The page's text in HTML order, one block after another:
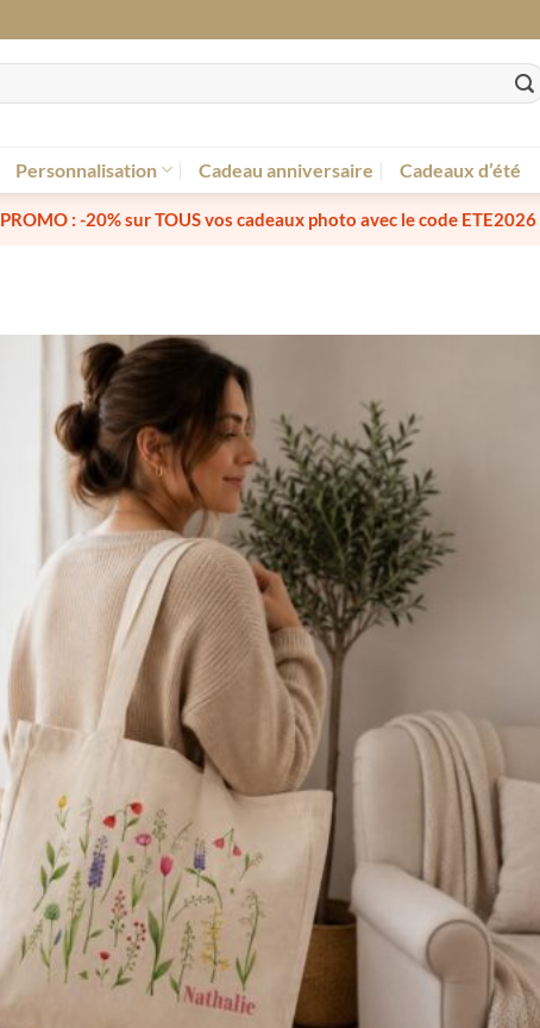
Personnalisation Cadeau anniversaire Cadeaux d’été
PROMO : -20% sur TOUS vos cadeaux photo avec le code ETE2026